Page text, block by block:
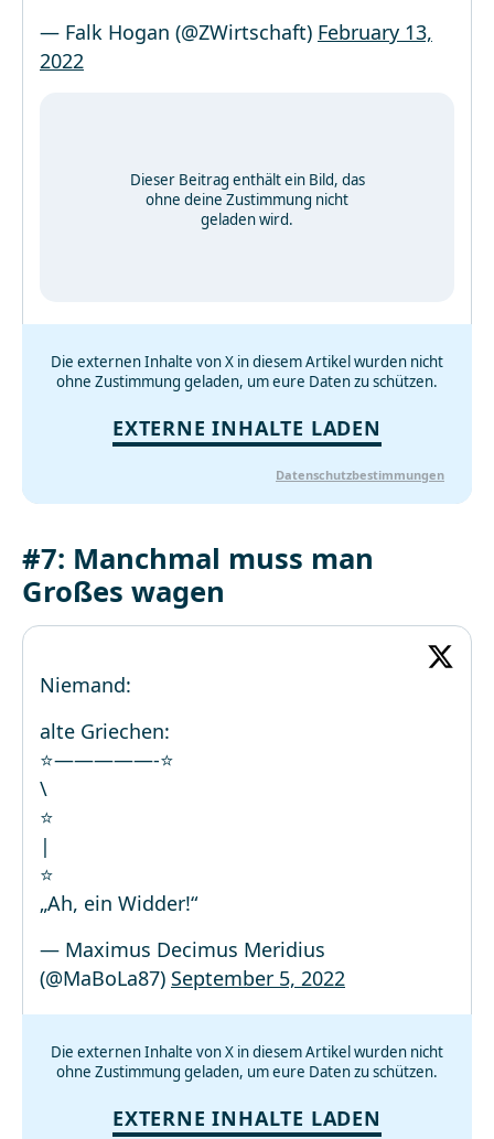
— Falk Hogan (@ZWirtschaft) February 13,
2022
Dieser Beitrag enthält ein Bild, das
ohne deine Zustimmung nicht
geladen wird.
Die externen Inhalte von X in diesem Artikel wurden nicht
ohne Zustimmung geladen, um eure Daten zu schützen.
EXTERNE INHALTE LADEN
Datenschutzbestimmungen
#7: Manchmal muss man
Großes wagen
Niemand:
alte Griechen:
⭐️—————-⭐️
\
⭐️
|
⭐️
„Ah, ein Widder!“
— Maximus Decimus Meridius
(@MaBoLa87) September 5, 2022
Die externen Inhalte von X in diesem Artikel wurden nicht
ohne Zustimmung geladen, um eure Daten zu schützen.
EXTERNE INHALTE LADEN